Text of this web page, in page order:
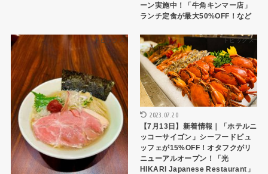
ーン実施中！「牛角キンマー店」
ランチ定食が最大50%OFF！など
トピックス トピックス
2023.07.20
【7月13日】新着情報｜「ホテルニ
ッコーサイゴン」シーフードビュ
ッフェが15%OFF！オタフクがリ
ニューアルオープン！「光
HIKARI Japanese Restaurant」